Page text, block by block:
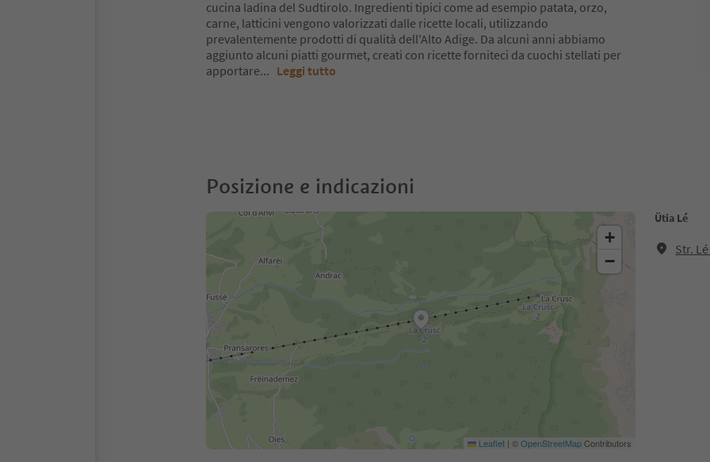
cucina ladina del Sudtirolo. Ingredienti tipici come ad esempio patata, orzo,
carne, latticini vengono valorizzati dalle ricette locali, utilizzando
prevalentemente prodotti di qualità dell'Alto Adige. Da alcuni anni abbiamo
aggiunto alcuni piatti gourmet, creati con ricette forniteci da cuochi stellati per
apportare... Leggi tutto
Posizione e indicazioni
Ütia Lé
Str.
+
−
Leaflet | ©OpenStreetMapContributors